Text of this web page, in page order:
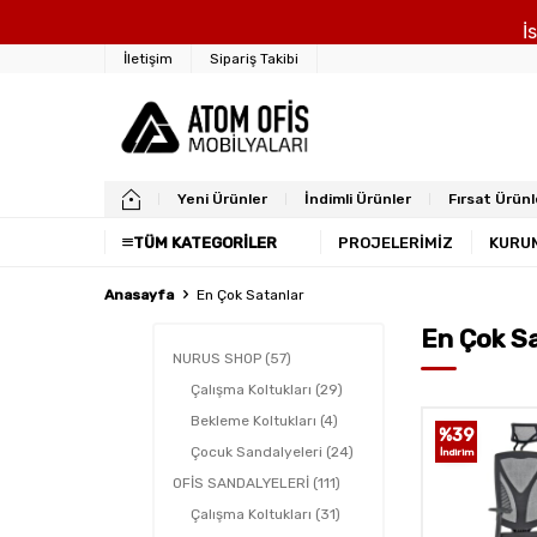
İletişim Sipariş Takibi
Yeni Ürünler İndimli Ürünler Fırsat
TÜM KATEGORILER PROJELERİMİZ
Anasayfa En Çok Satanlar
NURUS SHOP (57)
Çalışma Koltukları (29)
Bekleme Koltukları (4)
Çocuk Sandalyeleri (24)
OFİS SANDALYELERİ (111)
Çalışma Koltukları (31)
En Çok
İndirim
%39
İndirim